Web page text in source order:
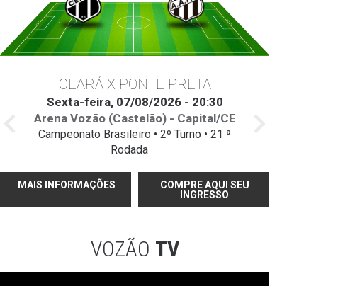
CEARÁ X PONTE PRETA
Sexta-feira, 07/08/2026 - 20:30
Arena Vozão (Castelão) - Capital/CE
Campeonato Brasileiro • 2º Turno • 21 ª
Rodada
MAIS INFORMAÇÕES
COMPRE AQUI SEU
INGRESSO
VOZÃO TV